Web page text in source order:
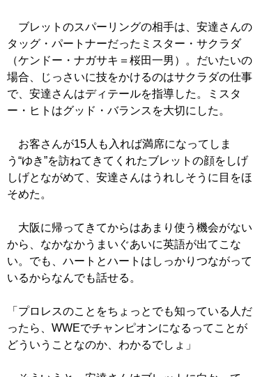
ブレットのスパーリングの相手は、安達さんの
タッグ・パートナーだったミスター・サクラダ
（ケンドー・ナガサキ＝桜田一男）。だいたいの
場合、じっさいに技をかけるのはサクラダの仕事
で、安達さんはディテールを指導した。ミスタ
ー・ヒトはグッド・バランスを大切にした。
お客さんが15人も入れば満席になってしま
う“ゆき”を訪ねてきてくれたブレットの顔をしげ
しげとながめて、安達さんはうれしそうに目をほ
そめた。
大阪に帰ってきてからはあまり使う機会がない
から、なかなかうまいぐあいに英語が出てこな
い。でも、ハートとハートはしっかりつながって
いるからなんでも話せる。
「プロレスのことをちょっとでも知っている人だ
ったら、WWEでチャンピオンになるってことが
どういうことなのか、わかるでしょ」